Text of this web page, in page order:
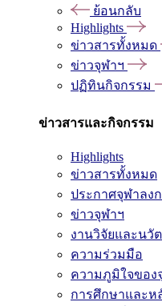
ย้อนกลับ
Highlights
ข่าวสารทั้งหมด
ข่าวจุฬาฯ
ปฏิทินกิจกรรม
ข่าวสารและกิจกรรม
Highlights
ข่าวสารทั้งหมด
ประกาศจุฬาลง
ข่าวจุฬาฯ
งานวิจัยและนวั
ความร่วมมือ
ความภูมิใจของ
การศึกษาและห